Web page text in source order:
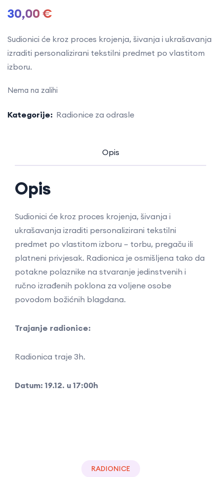
30,00 €
Sudionici će kroz proces krojenja, šivanja i ukrašavanja
izraditi personalizirani tekstilni predmet po vlastitom
izboru.
Nema na zalihi
Kategorije: Radionice za odrasle
Opis
Opis
Sudionici će kroz proces krojenja, šivanja i
ukrašavanja izraditi personalizirani tekstilni
predmet po vlastitom izboru – torbu, pregaču ili
platneni privjesak. Radionica je osmišljena tako da
potakne polaznike na stvaranje jedinstvenih i
ručno izrađenih poklona za voljene osobe
povodom božićnih blagdana.
Trajanje radionice:
Radionica traje 3h.
Datum: 19.12. u 17:00h
RADIONICE